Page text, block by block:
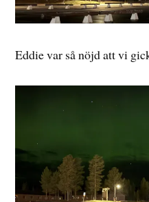
Eddie var så nöjd att vi